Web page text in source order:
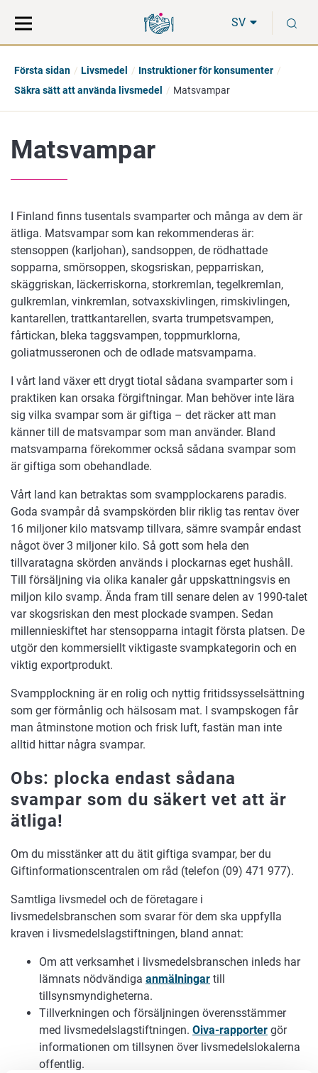
direkt
till
på
hela
SV
Första sidan Livsmedel
Instruktioner för konsumenter
Säkra sätt att använda livsmedel
Matsvampar
Matsvampar
I Finland finns tusentals svamparter och många av dem är
ätliga. Matsvampar som kan rekommenderas är:
stensoppen (karljohan), sandsoppen, de rödhattade
sopparna, smörsoppen, skogsriskan, pepparriskan,
skäggriskan, läckerriskorna, storkremlan, tegelkremlan,
gulkremlan, vinkremlan, sotvaxskivlingen, rimskivlingen,
kantarellen, trattkantarellen, svarta trumpetsvampen,
fårtickan, bleka taggsvampen, toppmurklorna,
goliatmusseronen och de odlade matsvamparna.
I vårt land växer ett drygt tiotal sådana svamparter som i
praktiken kan orsaka förgiftningar. Man behöver inte lära
sig vilka svampar som är giftiga – det räcker att man
känner till de matsvampar som man använder. Bland
matsvamparna förekommer också sådana svampar som
är giftiga som obehandlade.
Vårt land kan betraktas som svampplockarens paradis.
Goda svampår då svampskörden blir riklig tas rentav över
16 miljoner kilo matsvamp tillvara, sämre svampår endast
något över 3 miljoner kilo. Så gott som hela den
tillvaratagna skörden används i plockarnas eget hushåll.
Till försäljning via olika kanaler går uppskattningsvis en
miljon kilo svamp. Ända fram till senare delen av 1990-talet
var skogsriskan den mest plockade svampen. Sedan
millennieskiftet har stensopparna intagit första platsen. De
utgör den kommersiellt viktigaste svampkategorin och en
viktig exportprodukt.
Svampplockning är en rolig och nyttig fritidssysselsättning
som ger förmånlig och hälsosam mat. I svampskogen får
man åtminstone motion och frisk luft, fastän man inte
alltid hittar några svampar.
Obs: plocka endast sådana
svampar som du säkert vet att är
ätliga!
Om du misstänker att du ätit giftiga svampar, ber du
Giftinformationscentralen om råd (telefon (09) 471 977).
Samtliga livsmedel och de företagare i
livsmedelsbranschen som svarar för dem ska uppfylla
kraven i livsmedelslagstiftningen, bland annat:
Om att verksamhet i livsmedelsbranschen inleds har
lämnats nödvändiga anmälningar till
tillsynsmyndigheterna.
Tillverkningen och försäljningen överensstämmer
med livsmedelslagstiftningen. Oiva-rapporter gör
informationen om tillsynen över livsmedelslokalerna
offentlig.